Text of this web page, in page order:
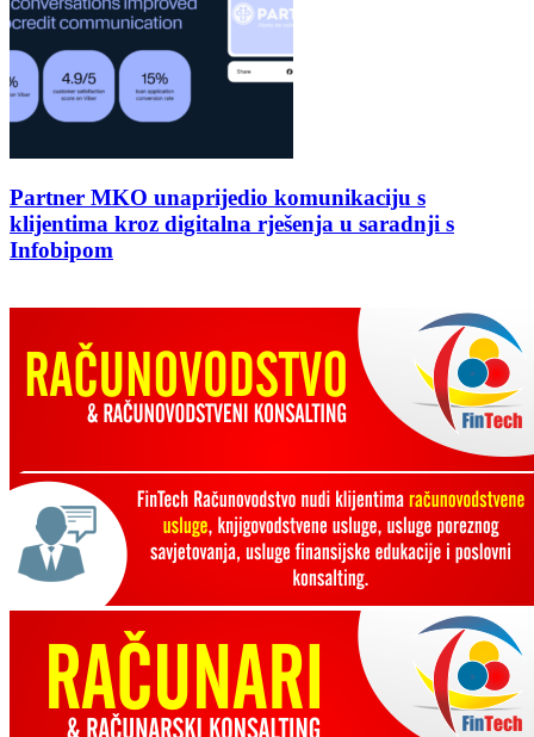
Partner MKO unaprijedio komunikaciju s
klijentima kroz digitalna rješenja u saradnji s
Infobipom